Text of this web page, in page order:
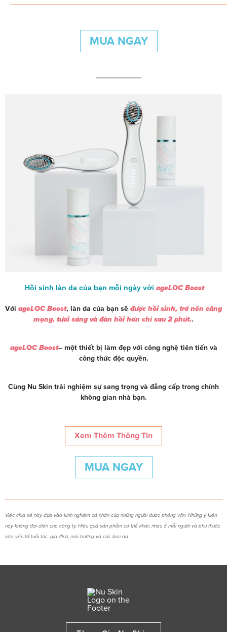
MUA NGAY
Hồi sinh làn da của bạn mỗi ngày với ageLOC Boost
Với ageLOC Boost, làn da của bạn sẽ được hồi sinh, trở nên căng
mọng, tươi sáng và đàn hồi hơn chỉ sau 2 phút..
ageLOC Boost– một thiết bị làm đẹp với công nghệ tiên tiến và
công thức độc quyền.
Cùng Nu Skin trải nghiệm sự sang trọng và đẳng cấp trong chính
không gian nhà bạn.
Xem Thêm Thông Tin
MUA NGAY
Việc chia sẻ này dựa vào kinh nghiệm cá nhân của những người được phỏng vấn. Những ý kiến
này không đại diện cho công ty. Hiệu quả sản phẩm có thể khác nhau ở mỗi người và phụ thuộc
vào yếu tố tuổi tác, gia đình, môi trường và các loại da.